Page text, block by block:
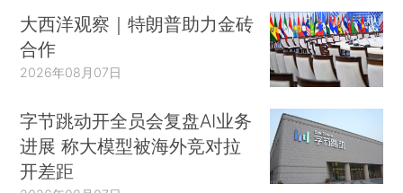
大西洋观察｜特朗普助力金砖
合作
2026年08月07日
字节跳动开全员会复盘AI业务
进展 称大模型被海外竞对拉
开差距